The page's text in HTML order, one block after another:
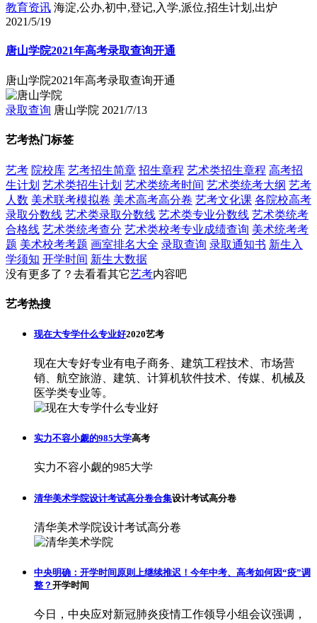
教育资讯 海淀,公办,初中,登记,入学,派位,招生计划,出炉
2021/5/19
唐山学院2021年高考录取查询开通
唐山学院2021年高考录取查询开通
录取查询 唐山学院 2021/7/13
艺考热门标签
艺考 院校库 艺考招生简章 招生章程 艺术类招生章程 高考招
生计划 艺术类招生计划 艺术类统考时间 艺术类统考大纲 艺考
人数 美术联考模拟卷 美术高考高分卷 艺考文化课 各院校高考
录取分数线 艺术类录取分数线 艺术类专业分数线 艺术类统考
合格线 艺术类统考查分 艺术类校考专业成绩查询 美术统考考
题 美术校考考题 画室排名大全 录取查询 录取通知书 新生入
学须知 开学时间 新生大数据
没有更多了？去看看其它艺考内容吧
艺考热搜
现在大专学什么专业好2020艺考
现在大专好专业有电子商务、建筑工程技术、市场营
销、航空旅游、建筑、计算机软件技术、传媒、机械及
医学类专业等。
实力不容小觑的985大学高考
实力不容小觑的985大学
清华美术学院设计考试高分卷合集设计考试高分卷
清华美术学院设计考试高分卷
中央明确：开学时间原则上继续推迟！今年中考、高考如何因“疫”调
整？ 开学时间
今日，中央应对新冠肺炎疫情工作领导小组会议强调，